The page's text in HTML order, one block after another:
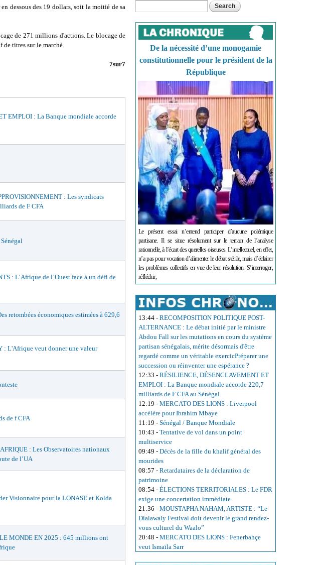
dessous des 19 dollars, soit la moitié de sa
de 271 millions d'actions. Le blocage de
de titres sur le marché.
7sur7
EMPLOI : La Banque mondiale accorde
: Les syndicats
de F CFA
: L’Afrique de l’Ouest face à un défi de
retombées économiques estimées à 629,6
: L'Afrique veut donner une valeur
de f CFA
: Les Observatoires nationaux
de l’UA
Visionnaire pour la LONASE et Kolda
MONDE EN 2025 : 645 millions ont
Search form
De la nécessité d’une monogamie
constitutionnelle pour le président de la
République
Le présent essai n’entend participer d’aucune polémique
partisane. Il se situe résolument sur le terrain de l’analyse
rationnelle, à l’écart des querelles oiseuses. L’intellectuel, en effet,
n’a pas pour vocation d’alimenter le débat stérile, mais d’éclairer
les problèmes collectifs en vue de leur résolution. S’interroger,
réfléchir,
13:44 - RECOMPOSITION POLITIQUE POST-
ALTERNANCE : Le débat initié par le ministre
Abdou Fall sur les mutations en cours du système
partisan sénégalais, mérite désormais d'être
regardé comme un véritable exercicPréparer une
succession ou réinventer une espérance ?
12:33 - RÉSILIENCE, DÉSENCLAVEMENT ET
EMPLOI : La Banque mondiale accorde 220,7
milliards de F CFA au Sénégal
12:19 - MERCATO DES LIONS : Liverpool
accélère pour Ibrahim Mbaye
11:19 - Sénégal / Banque Mondiale
10:43 - Tentative de vol dans un point
multiservice
09:49 - Décès de la fille du khalif général des
mourides
08:57 - Retardataires de la déclaration de
patrimoine
08:54 - ÉLECTIONS TERRITORIALES : Le FDR
exige une concertation immédiate
21:36 - MOUSTAPHA NAHAM, ARTISTE : “Le
Dialawaly Festival doit devenir le grand rendez-
vous culturel du Waalo”
20:48 - MERCATO DES LIONS : Fenerbahçe
veut Ismaïla Sarr